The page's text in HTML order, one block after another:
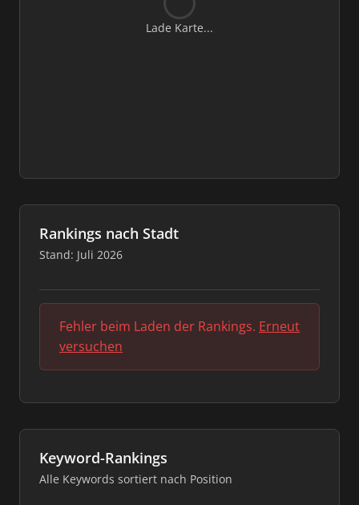
Lade Karte...
Rankings nach Stadt
Stand: Juli 2026
Fehler beim Laden der Rankings. Erneut
versuchen
Keyword-Rankings
Alle Keywords sortiert nach Position